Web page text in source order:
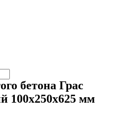
бетона Грас
100х250х625 мм